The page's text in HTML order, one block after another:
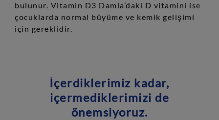
bulunur. Vitamin D3 Damla’daki D vitamini ise
çocuklarda normal büyüme ve kemik gelişimi
için gereklidir.
İçerdiklerimiz kadar,
içermediklerimizi de
önemsiyoruz.